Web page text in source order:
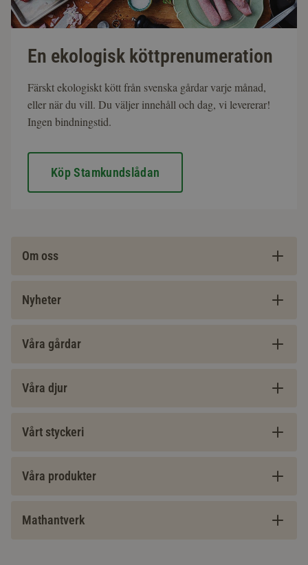
En ekologisk köttprenumeration
Färskt ekologiskt kött från svenska gårdar varje månad,
eller när du vill. Du väljer innehåll och dag, vi levererar!
Ingen bindningstid.
Köp Stamkundslådan
Om oss
Nyheter
Våra gårdar
Våra djur
Vårt styckeri
Våra produkter
Mathantverk